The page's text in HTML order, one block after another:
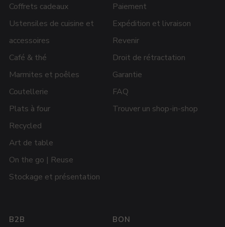
Coffrets cadeaux
Ustensiles de cuisine et
accessoires
Café & thé
Marmites et poêles
Coutellerie
Plats à four
Recycled
Art de table
On the go | Reuse
Stockage et présentation
Paiement
Expédition et livraison
Revenir
Droit de rétractation
Garantie
FAQ
Trouver un shop-in-shop
B2B BON